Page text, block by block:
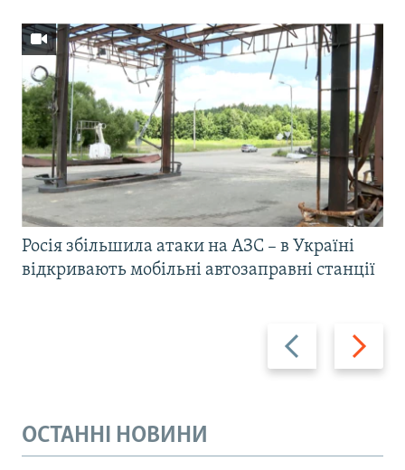
Назад Вперед
Росія збільшила атаки на АЗС – в Україні
відкривають мобільні автозаправні станції
ОСТАННІ НОВИНИ